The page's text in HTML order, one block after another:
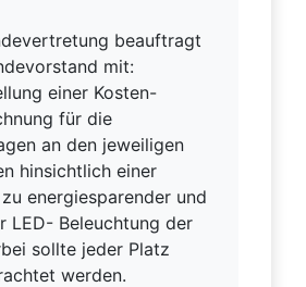
beauftragt
mit:
einer Kosten-
für die
an den jeweiligen
hinsichtlich einer
energiesparender und
LED- Beleuchtung der
sollte jeder Platz
werden.